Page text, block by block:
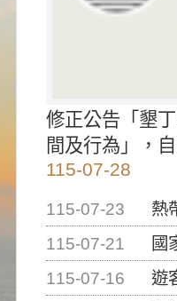
修正公告「墾
間及行為」，
115-07-28
115-07-23
熱
115-07-21
國家
115-07-16
遊